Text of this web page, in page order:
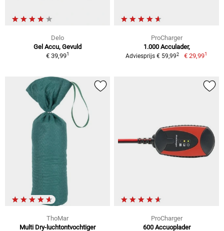
Delo
Gel Accu, Gevuld
€ 39,991
ProCharger
1.000 Acculader,
Adviesprijs € 59,992 € 29,991
ThoMar
Multi Dry-luchtontvochtiger
ProCharger
600 Accuoplader